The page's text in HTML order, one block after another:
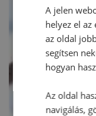
A jelen
helyez el az
az oldal
segítsen
hogyan
Az oldal
navigálás,